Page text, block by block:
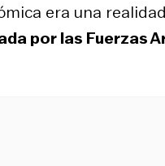
era una
por las Fuerzas